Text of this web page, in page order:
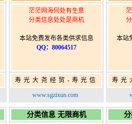
茫茫网海何处有生意
分类信息处处是商机
本站免费发布各类供求信息
QQ：80064517
寿光大尧经贸-寿光信
息网-免费信息发布网-
www.sgzixun.com
本站
寿光
息网
分类信息 无限商机